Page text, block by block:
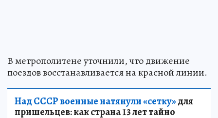
В метрополитене уточнили, что движение
поездов восстанавливается на красной линии.
Над СССР военные натянули «сетку»для
пришельцев: как страна 13 лет тайно